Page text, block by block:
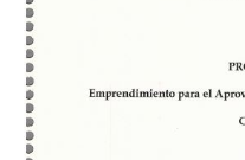
SIG-A.G.U.A
Documentos